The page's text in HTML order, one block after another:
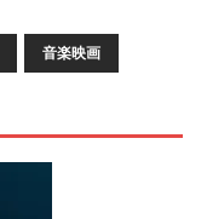
音楽映画